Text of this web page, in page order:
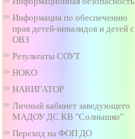
Информация по обеспечению
прав детей-инвалидов и детей с
ОВЗ
Результаты СОУТ
НОКО
НАВИГАТОР
Личный кабинет заведующего
МАДОУ ДС КВ "Солнышко"
Переход на ФОП ДО